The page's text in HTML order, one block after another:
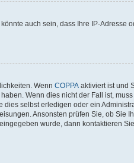
auch sein, dass Ihre IP-Adresse
Wenn COPPA aktiviert ist und
Wenn dies nicht der Fall ist, muss
selbst erledigen oder ein
Ansonsten prüfen Sie, ob Sie
wurde, dann kontaktieren